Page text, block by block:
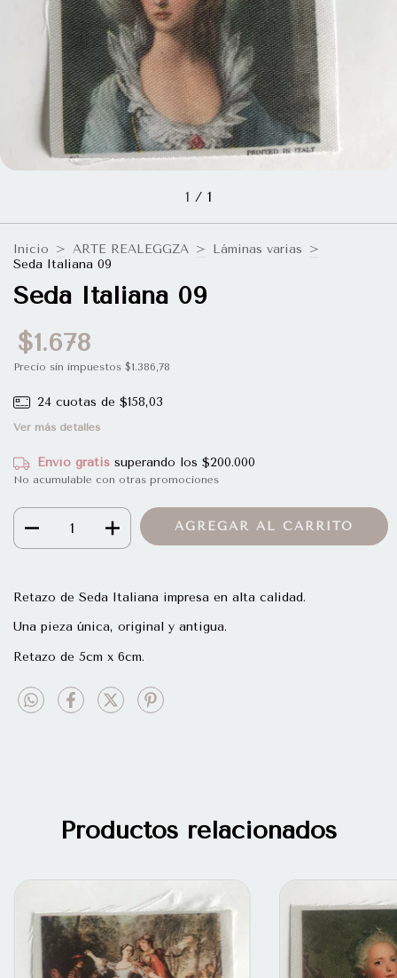
1 / 1
Inicio > ARTE REALEGGZA > Láminas varias >
Seda Italiana 09
Seda Italiana 09
$1.678
Precio sin impuestos $1.386,78
24 cuotas de $158,03
Ver más detalles
Envío gratis superando los $200.000
No acumulable con otras promociones
Retazo de Seda Italiana impresa en alta calidad.
Una pieza única, original y antigua.
Retazo de 5cm x 6cm.
Productos relacionados